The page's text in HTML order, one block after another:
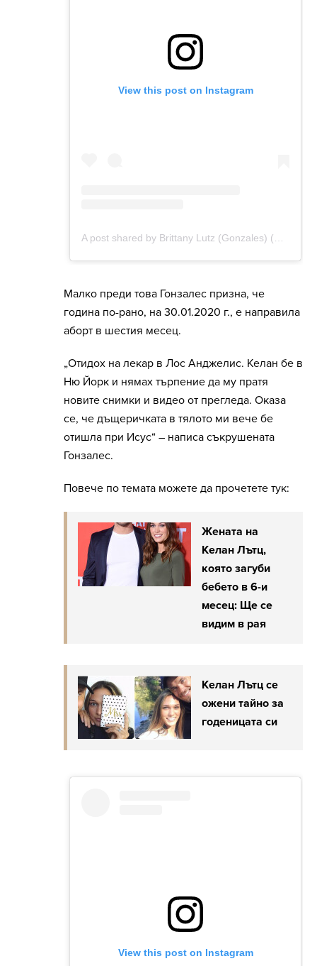
Малко преди това Гонзалес призна, че
година по-рано, на 30.01.2020 г., е направила
аборт в шестия месец.
„Отидох на лекар в Лос Анджелис. Келан бе в
Ню Йорк и нямах търпение да му пратя
новите снимки и видео от прегледа. Оказа
се, че дъщеричката в тялото ми вече бе
отишла при Исус“ – написа съкрушената
Гонзалес.
Повече по темата можете да прочетете тук:
Жената на
Келан Лътц,
която загуби
бебето в 6-и
месец: Ще се
видим в рая
Келан Лътц се
ожени тайно за
годеницата си